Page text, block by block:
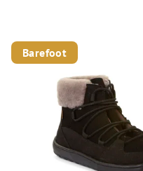
Barefoot